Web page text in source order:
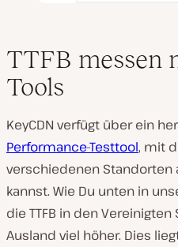
TTFB messen
Tools
KeyCDN verfügt über ein
Performance-Testtool, mit
verschiedenen Standorten
kannst. Wie Du unten in
die TTFB in den
Ausland viel höher. Dies